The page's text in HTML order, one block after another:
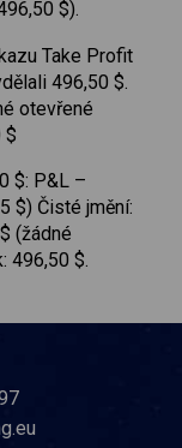
$).
Take Profit
496,50 $.
otevřené
$
$: P&L –
$) Čisté jmění:
(žádné
496,50 $.